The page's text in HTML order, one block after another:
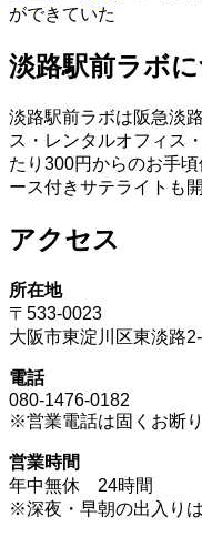
ができていた
淡路駅前ラボ
淡路駅前ラボは阪急淡
ス・レンタルオフィス
たり300円からのお手
ース付きサテライトも
アクセス
所在地
〒533-0023
大阪市東淀川区東淡路
電話
080-1476-0182
※営業電話は固くお断
営業時間
年中無休 24時間
※深夜・早朝の出入り